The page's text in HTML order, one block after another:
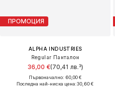
ПРОМОЦИЯ
ALPHA INDUSTRIES
Regular Панталон
36,00 €(70,41 лв.³)
Първоначално: 60,00 €
Последна най-ниска цена:30,60 €